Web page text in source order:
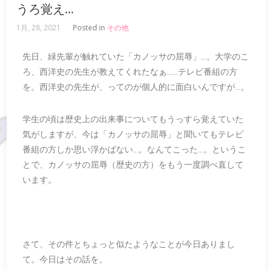
うろ覚え…
1月, 28, 2021 Posted in その他
先日、緑先輩が触れていた「カノッサの屈辱」…。大学のこ
ろ、西洋史の先生が教えてくれたなぁ……テレビ番組の方
を。西洋史の先生が、ってのが個人的に面白いんですが…。
学生の頃は歴史上の出来事についてもうっすら覚えていた
気がしますが、今は「カノッサの屈辱」と聞いてもテレビ
番組の方しか思い浮かばない…。なんてこった…。というこ
とで、カノッサの屈辱（歴史の方）をもう一度調べ直して
います。
さて、その件とちょっと似たようなことが今日ありまし
て。今日はその話を。